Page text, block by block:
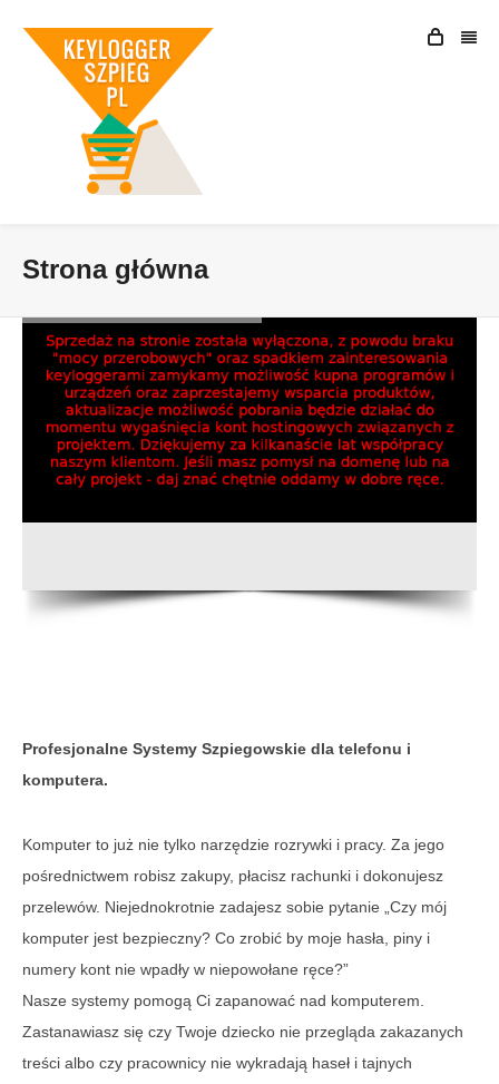
Strona główna
Profesjonalne Systemy Szpiegowskie dla telefonu i
komputera.
Komputer to już nie tylko narzędzie rozrywki i pracy. Za jego
pośrednictwem robisz zakupy, płacisz rachunki i dokonujesz
przelewów. Niejednokrotnie zadajesz sobie pytanie „Czy mój
komputer jest bezpieczny? Co zrobić by moje hasła, piny i
numery kont nie wpadły w niepowołane ręce?”
Nasze systemy pomogą Ci zapanować nad komputerem.
Zastanawiasz się czy Twoje dziecko nie przegląda zakazanych
treści albo czy pracownicy nie wykradają haseł i tajnych